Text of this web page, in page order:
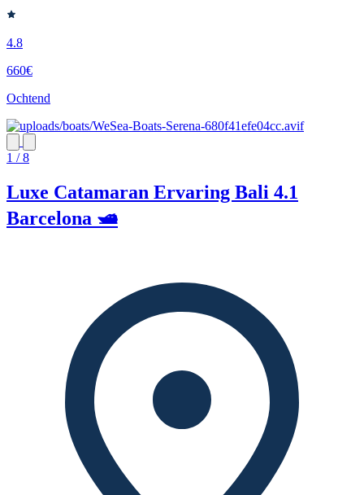
4.8
660€
Ochtend
1 / 8
Luxe Catamaran Ervaring Bali 4.1
Barcelona 🛥️